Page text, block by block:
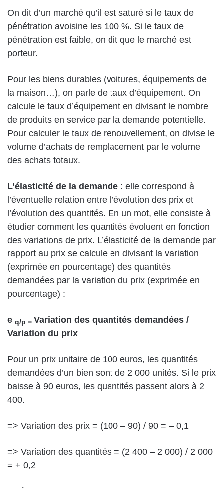
On dit d’un marché qu’il est saturé si le taux de
pénétration avoisine les 100 %. Si le taux de
pénétration est faible, on dit que le marché est
porteur.
Pour les biens durables (voitures, équipements de
la maison…), on parle de taux d’équipement. On
calcule le taux d’équipement en divisant le nombre
de produits en service par la demande potentielle.
Pour calculer le taux de renouvellement, on divise le
volume d’achats de remplacement par le volume
des achats totaux.
L’élasticité de la demande : elle correspond à
l’éventuelle relation entre l’évolution des prix et
l’évolution des quantités. En un mot, elle consiste à
étudier comment les quantités évoluent en fonction
des variations de prix. L’élasticité de la demande par
rapport au prix se calcule en divisant la variation
(exprimée en pourcentage) des quantités
demandées par la variation du prix (exprimée en
pourcentage) :
e q/p = Variation des quantités demandées /
Variation du prix
Pour un prix unitaire de 100 euros, les quantités
demandées d’un bien sont de 2 000 unités. Si le prix
baisse à 90 euros, les quantités passent alors à 2
400.
=> Variation des prix = (100 – 90) / 90 = – 0,1
=> Variation des quantités = (2 400 – 2 000) / 2 000
= + 0,2